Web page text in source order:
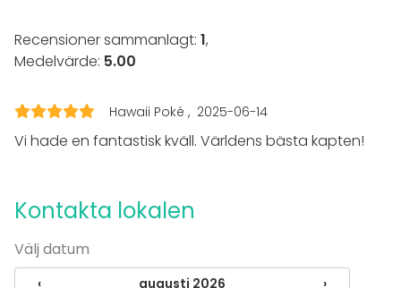
Utrustning
Scen
Evenemang
Fest
Konferens
Företagsevent
Företagsfest
Recensioner sammanlagt: 1,
Medelvärde: 5.00
Hawaii Poké 2025-06-14
Vi hade en fantastisk kväll. Världens bästa kapten!
Kontakta lokalen
Välj datum
‹ augusti 2026 ›